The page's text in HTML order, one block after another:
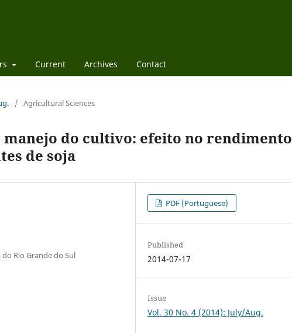
Current Archives Contact
/ Agricultural Sciences
do cultivo: efeito no rendimento
de soja
Rio Grande do Sul
PDF (Portuguese)
Published
2014-07-17
Issue
Vol. 30 No. 4 (2014): July/Aug.